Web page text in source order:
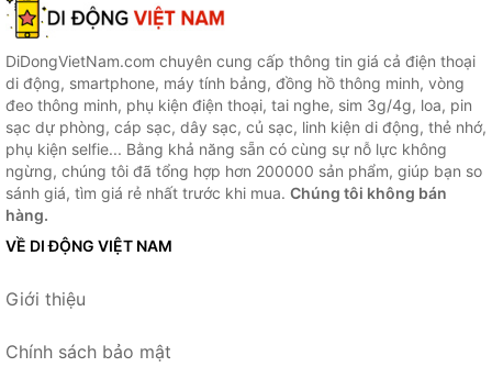
DiDongVietNam.com chuyên cung cấp thông tin giá cả điện thoại
di động, smartphone, máy tính bảng, đồng hồ thông minh, vòng
đeo thông minh, phụ kiện điện thoại, tai nghe, sim 3g/4g, loa, pin
sạc dự phòng, cáp sạc, dây sạc, củ sạc, linh kiện di động, thẻ nhớ,
phụ kiện selfie... Bằng khả năng sẵn có cùng sự nỗ lực không
ngừng, chúng tôi đã tổng hợp hơn 200000 sản phẩm, giúp bạn so
sánh giá, tìm giá rẻ nhất trước khi mua. Chúng tôi không bán
hàng.
VỀ DI ĐỘNG VIỆT NAM
Giới thiệu
Chính sách bảo mật